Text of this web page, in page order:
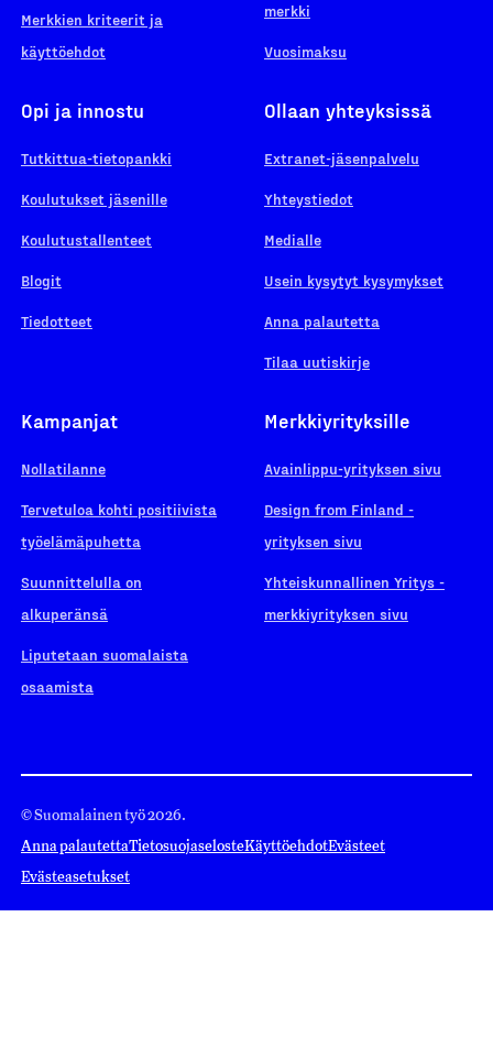
Merkkien kriteerit ja
käyttöehdot
merkki
Vuosimaksu
Opi ja innostu
Tutkittua-tietopankki
Koulutukset jäsenille
Koulutustallenteet
Blogit
Tiedotteet
Ollaan yhteyksissä
Extranet-jäsenpalvelu
Yhteystiedot
Medialle
Usein kysytyt kysymykset
Anna palautetta
Tilaa uutiskirje
Kampanjat
Nollatilanne
Tervetuloa kohti positiivista
työelämäpuhetta
Suunnittelulla on
alkuperänsä
Liputetaan suomalaista
osaamista
Merkkiyrityksille
Avainlippu-yrityksen sivu
Design from Finland -
yrityksen sivu
Yhteiskunnallinen Yritys -
merkkiyrityksen sivu
© Suomalainen työ 2026.
Anna palautettaTietosuojaselosteKäyttöehdotEvästeet
Evästeasetukset